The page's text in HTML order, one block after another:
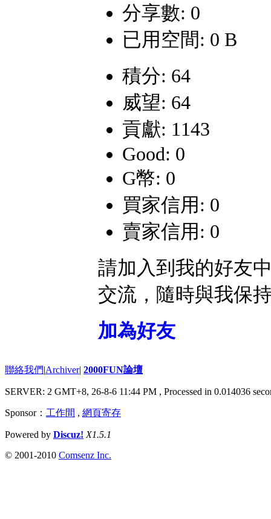
分享數: 0
已用空間: 0 B
積分: 64
威望: 64
貢獻: 1143
Good: 0
G幣: 0
買家信用: 0
賣家信用: 0
請加入到我的好友
交流，隨時與我保
加為好友
聯絡我們|Archiver| 2000FUN論壇
SERVER: 2 GMT+8, 26-8-6 11:44 PM , Processed in 0.014036
Sponsor： 工作間 , 網頁寄存
Powered by Discuz! X1.5.1
© 2001-2010 Comsenz Inc.